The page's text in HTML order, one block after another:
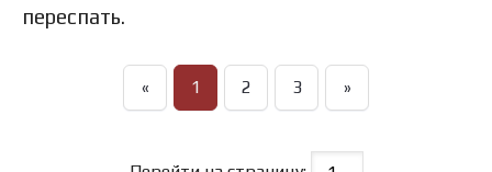
переспать.
« 1 2 3 »